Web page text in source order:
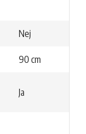
Nej
90 cm
Ja